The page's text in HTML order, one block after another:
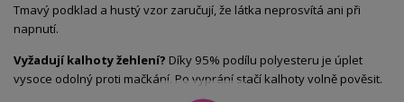
Tmavý podklad a hustý vzor zaručují, že látka neprosvítá ani při
napnutí.
Vyžadují kalhoty žehlení? Díky 95% podílu polyesteru je úplet
vysoce odolný proti mačkání. Po vyprání stačí kalhoty volně pověsit.